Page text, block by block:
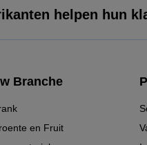
helpen hun
Branche
en Fruit